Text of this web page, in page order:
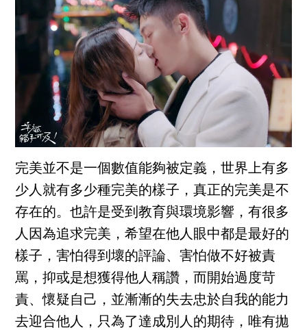
完美並不是一個數值能夠被定義，世界上有多
少人就有多少種完美的樣子，真正的完美是不
存在的。也許是受到教育與環境影響，有很多
人因為追求完美，希望在他人眼中都是最好的
樣子，害怕得到壞的評論、害怕做不好被責
罵，抑或是想獲得他人稱讚，而開始過度苛
責、懷疑自己，並漸漸的失去忠於自我的能力
去迎合他人，只為了達成別人的期待，唯有拋